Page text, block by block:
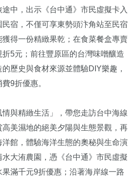
中，出示《台中通》市民虛擬卡入
宿，不僅可享東勢頭汴角站至民宿
得一份精緻果乾；在食菜餐盒專賣
5元；前往豐原區的台灣味噌釀造
歷史與食材來源並體驗DIY樂趣，
9折優惠。
與精緻生活」，帶您走訪台中海線
美濕地的絕美夕陽與生態景觀，再
館，體驗海洋生態的奧秘與生命演
大洧農園，憑《台中通》市民虛擬
滿千元9折優惠；沿著海岸線一路